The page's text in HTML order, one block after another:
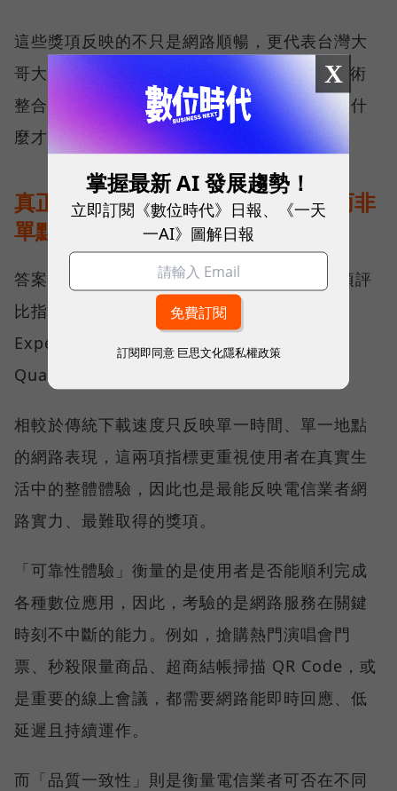
這些獎項反映的不只是網路順暢，更代表台灣大
哥大長期投入頻譜布局、基地台建設與 5G 技術
整合所累積的成果，也讓外界重新思考：究竟什
麼才是真正的好網路？
真正的好網路，比的是長期穩定、而非
單點測速
答案，就藏在 Opensignal 最具代表性的兩項評
比指標──可靠性體驗（Reliability
Experience）與品質一致性（Consistent
Quality）。
相較於傳統下載速度只反映單一時間、單一地點
的網路表現，這兩項指標更重視使用者在真實生
活中的整體體驗，因此也是最能反映電信業者網
路實力、最難取得的獎項。
「可靠性體驗」衡量的是使用者是否能順利完成
各種數位應用，因此，考驗的是網路服務在關鍵
時刻不中斷的能力。例如，搶購熱門演唱會門
票、秒殺限量商品、超商結帳掃描 QR Code，或
是重要的線上會議，都需要網路能即時回應、低
延遲且持續運作。
而「品質一致性」則是衡量電信業者可否在不同
X
掌握最新 AI 發展趨勢！
立即訂閱《數位時代》日報、《一天
一AI》圖解日報
訂閱即同意 巨思文化隱私權政策